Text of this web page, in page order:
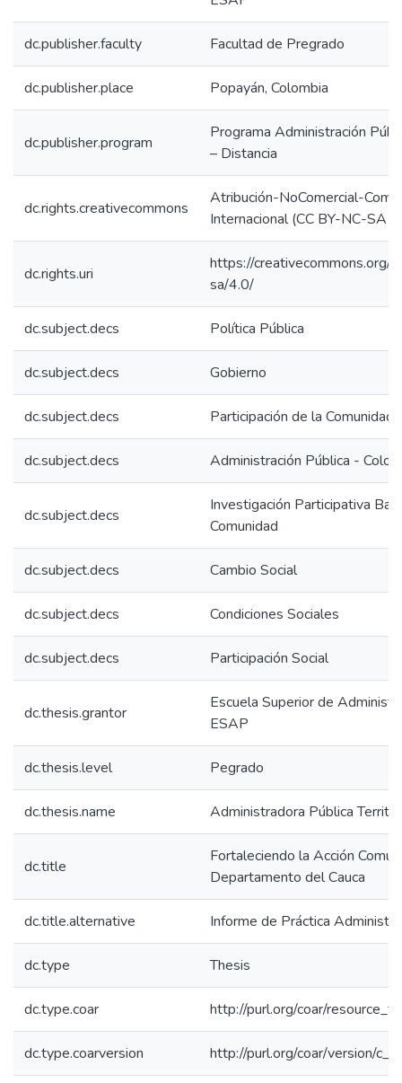
dc.publisher.faculty Facultad de Pregrado
dc.publisher.place Popayán, Colombia
dc.publisher.program
Programa Administración
– Distancia
dc.rights.creativecommons
Atribución-NoComercial-
Internacional (CC BY-NC-SA
dc.rights.uri
https://creativecommons.org/
sa/4.0/
dc.subject.decs Política Pública
dc.subject.decs Gobierno
dc.subject.decs Participación de la Comunidad
dc.subject.decs Administración Pública -
dc.subject.decs
Investigación Participativa
Comunidad
dc.subject.decs Cambio Social
dc.subject.decs Condiciones Sociales
dc.subject.decs Participación Social
dc.thesis.grantor
Escuela Superior de
ESAP
dc.thesis.level Pegrado
dc.thesis.name Administradora Pública
dc.title
Fortaleciendo la Acción
Departamento del Cauca
dc.title.alternative Informe de Práctica
dc.type Thesis
dc.type.coar http://purl.org/coar/
dc.type.coarversion http://purl.org/coar/version/